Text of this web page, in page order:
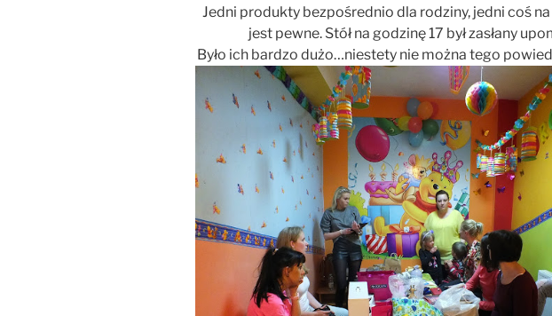
Jedni produkty bezpośrednio dla rodziny, jedni coś
jest pewne. Stół na godzinę 17 był zasłany
Było ich bardzo dużo…niestety nie można tego